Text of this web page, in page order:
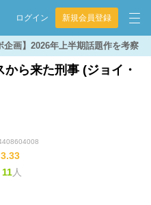
ログイン 新規会員登録
企画】2026年上半期話題作を考察
から来た刑事 (ジョイ・
3.33
11人